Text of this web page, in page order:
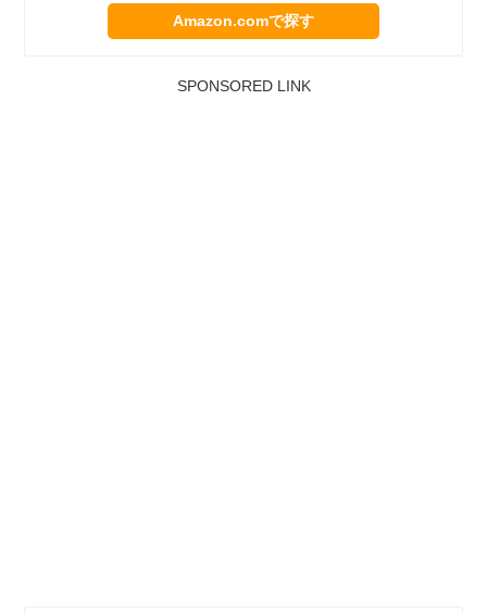
Amazon.comで探す
SPONSORED LINK